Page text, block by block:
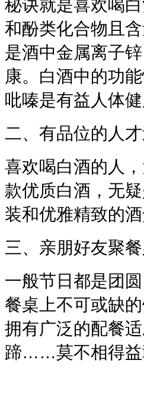
秘诀就是喜欢喝
和酚类化合物且
是酒中金属离子
康。白酒中的功
吡嗪是有益人体
二、有品位的人
喜欢喝白酒的人
款优质白酒，无
装和优雅精致的
三、亲朋好友聚
一般节日都是团
餐桌上不可或缺
拥有广泛的配餐
蹄……莫不相得益